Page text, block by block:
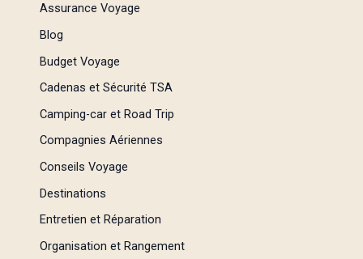
Assurance Voyage
Blog
Budget Voyage
Cadenas et Sécurité TSA
Camping-car et Road Trip
Compagnies Aériennes
Conseils Voyage
Destinations
Entretien et Réparation
Organisation et Rangement